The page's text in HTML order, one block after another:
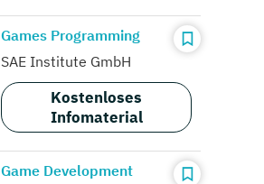
Games Programming
SAE Institute GmbH
Kostenloses
Infomaterial
Game Development